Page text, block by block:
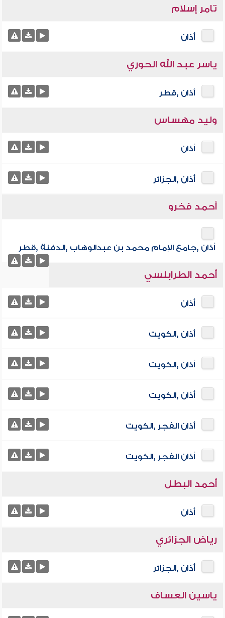
تامر إسلام
أذان
ياسر عبد الله الحوري
أذان ,قطر
وليد مهساس
أذان
أذان ,الجزائر
أحمد فخرو
أذان ,جامع الإمام محمد بن عبدالوهاب ,الدفنة ,قطر
أحمد الطرابلسي
أذان
أذان ,الكويت
أذان ,الكويت
أذان ,الكويت
أذان الفجر ,الكويت
أذان الفجر ,الكويت
أحمد البطل
أذان
رياض الجزائري
أذان ,الجزائر
ياسين العساف